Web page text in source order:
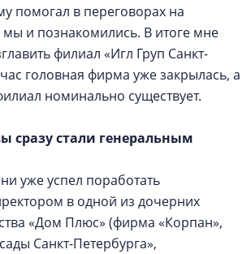
помогал в переговорах на
мы и познакомились. В итоге мне
филиал «Игл Груп Санкт-
головная фирма уже закрылась, а
номинально существует.
сразу стали генеральным
уже успел поработать
в одной из дочерних
«Дом Плюс» (фирма «Корпан»,
Санкт-Петербурга»,